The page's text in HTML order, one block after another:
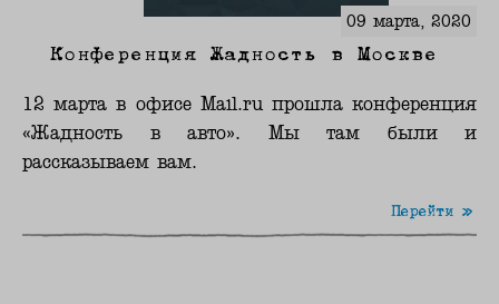
09 марта, 2020
Конференция Жадность в Москве
12 марта в офисе Mail.ru прошла конференция
«Жадность в авто». Мы там были и
рассказываем вам.
Перейти »